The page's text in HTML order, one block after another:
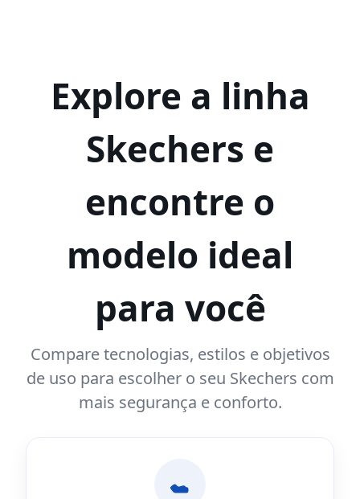
Explore a linha
Skechers e
encontre o
modelo ideal
para você
Compare tecnologias, estilos e objetivos
de uso para escolher o seu Skechers com
mais segurança e conforto.